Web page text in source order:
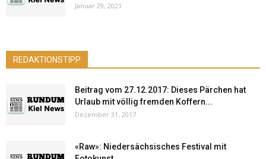
Januar 29, 2021
REDAKTIONSTIPP
Beitrag vom 27.12.2017: Dieses Pärchen hat
Urlaub mit völlig fremden Koffern...
Dezember 31, 2017
«Raw»: Niedersächsisches Festival mit